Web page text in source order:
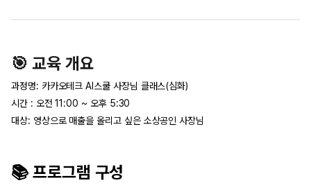
🎯 교육 개요
과정명: 카카오테크 AI스쿨 사장님 클래스(심화)
시간 : 오전 11:00 ~ 오후 5:30
대상: 영상으로 매출을 올리고 싶은 소상공인 사장님
📚 프로그램 구성